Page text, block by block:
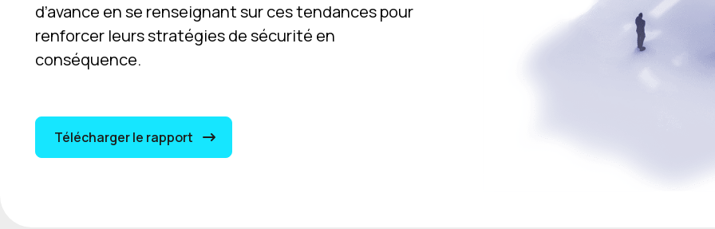
d’avance en se renseignant sur ces tendances pour
renforcer leurs stratégies de sécurité en
conséquence.
Télécharger le rapport